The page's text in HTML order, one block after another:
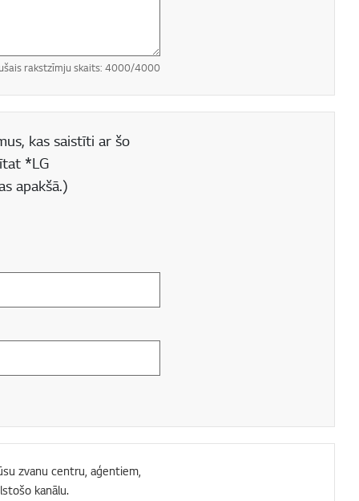
rakstzīmju skaits: 4000/4000
kas saistīti ar šo
*LG
apakšā.)
zvanu centru, aģentiem,
kanālu.